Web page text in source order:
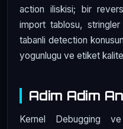
action iliskisi; bir
import tablosu,
tabanli detection
yogunlugu ve etiket
Adim Adim
Kernel Debugging